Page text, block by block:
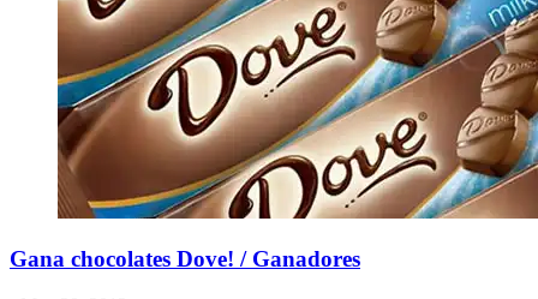
Gana chocolates Dove! / Ganadores